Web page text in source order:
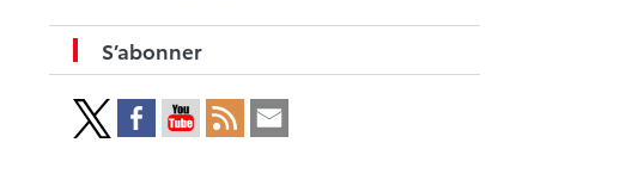
S’abonner